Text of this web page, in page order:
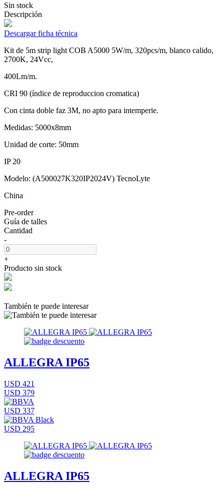
Sin stock
Descripción
Descargar ficha técnica
Kit de 5m strip light COB A5000 5W/m, 320pcs/m, blanco calido,
2700K, 24Vcc,
400Lm/m.
CRI 90 (índice de reproduccion cromatica)
Con cinta doble faz 3M, no apto para intemperie.
Medidas: 5000x8mm
Unidad de corte: 50mm
IP 20
Modelo: (A500027K320IP2024V) TecnoLyte
China
Pre-order
Guía de talles
Cantidad
-
+
Producto sin stock
También te puede interesar
ALLEGRA IP65
USD 421
USD 379
USD 337
USD 295
ALLEGRA IP65